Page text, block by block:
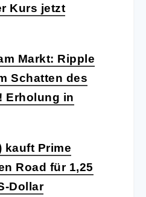
Kurs jetzt
Markt: Ripple
Schatten des
Erholung in
kauft Prime
Road für 1,25
Dollar